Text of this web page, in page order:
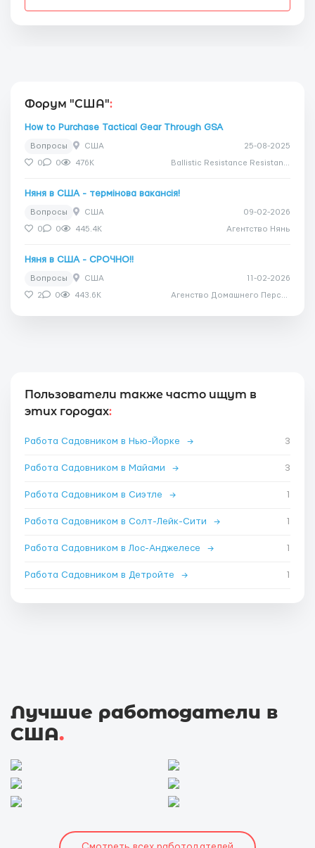
Форум "США":
How to Purchase Tactical Gear Through GSA
Вопросы США 25-08-2025
0 0 476K
Няня в США - термінова вакансія!
Вопросы США 09-02-2026
0 0 445.4K Агентство Нянь
Няня в США - СРОЧНО!!
Вопросы США 11-02-2026
2 0 443.6K
Пользователи также часто ищут в
этих городах:
Работа Садовником в Нью-Йорке → 3
Работа Садовником в Майами → 3
Работа Садовником в Сиэтле → 1
Работа Садовником в Солт-Лейк-Сити → 1
Работа Садовником в Лос-Анджелесе → 1
Работа Садовником в Детройте → 1
Лучшие работодатели в
США.